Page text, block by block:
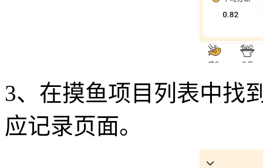
3、在摸鱼项目列表中找
应记录页面。